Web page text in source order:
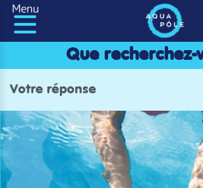
Panneau de gestion des cookies
Menu
Que recherchez-